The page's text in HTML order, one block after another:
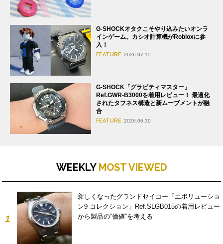
G-SHOCKオタクこそやり込みたいオンラ
インゲーム。カシオ計算機がRobloxに参
入！
FEATURE 2026.07.15
G-SHOCK「グラビティマスター」
Ref.GWR-B3000を着用レビュー！ 最適化
されたタフネス構造と新ムーブメントが融
合
FEATURE 2026.06.30
WEEKLY MOST VIEWED
1
新しくなったグランドセイコー「エボリューショ
ン9 コレクション」Ref.SLGB015の着用レビュー
から製品の“価値”を考える